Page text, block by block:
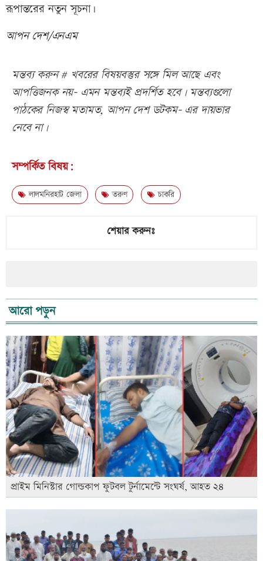
রূপান্তরের নতুন সূচনা।
আপন দেশ/এনএম
মন্তব্য করুন # খবরের বিষয়বস্তুর সঙ্গে মিল আছে এবং
আপত্তিজনক নয়- এমন মন্তব্যই প্রদর্শিত হবে। মন্তব্যগুলো
পাঠকের নিজস্ব মতামত, আপন দেশ ডটকম- এর দায়ভার
নেবে না।
সম্পর্কিত বিষয়:
লালমনিরহাট জেলা তরুণ চাকরি
শেয়ার করুনঃ
আরো পড়ুন
প্রাইম মিনিস্টার গোল্ডকাপ ফুটবল টুর্নামেন্টে সংঘর্ষ, আহত ২৪